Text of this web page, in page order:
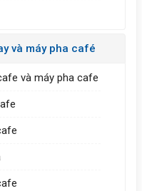
và máy pha café
và máy pha cafe